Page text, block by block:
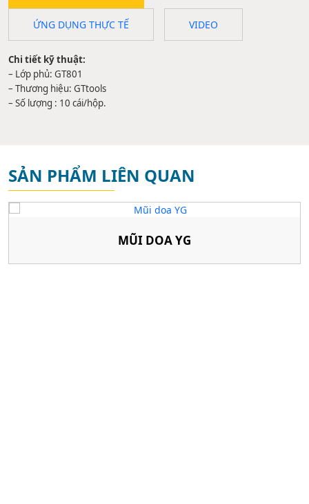
ỨNG DỤNG THỰC TẾ VIDEO
Chi tiết kỹ thuật:
– Lớp phủ: GT801
– Thương hiệu: GTtools
– Số lượng : 10 cái/hộp.
SẢN PHẨM LIÊN QUAN
MŨI DOA YG